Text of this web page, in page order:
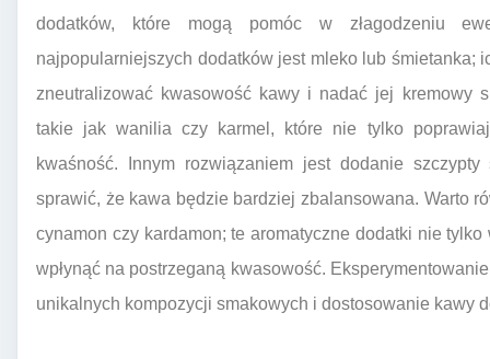
dodatków, które mogą pomóc w złagodzeniu
najpopularniejszych dodatków jest mleko lub śmietanka;
zneutralizować kwasowość kawy i nadać jej kremowy
takie jak wanilia czy karmel, które nie tylko
kwaśność. Innym rozwiązaniem jest dodanie
sprawić, że kawa będzie bardziej zbalansowana. Warto
cynamon czy kardamon; te aromatyczne dodatki nie
wpłynąć na postrzeganą kwasowość.
unikalnych kompozycji smakowych i dostosowanie kawy